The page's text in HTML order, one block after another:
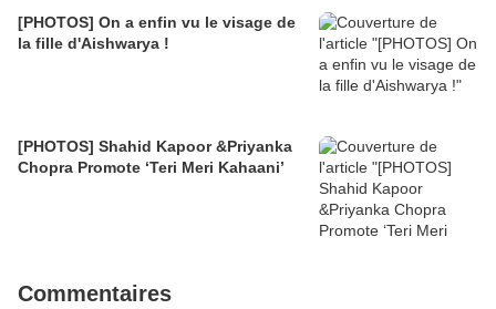
[PHOTOS] On a enfin vu le visage de
la fille d'Aishwarya !
[PHOTOS] Shahid Kapoor &Priyanka
Chopra Promote ‘Teri Meri Kahaani’
Commentaires